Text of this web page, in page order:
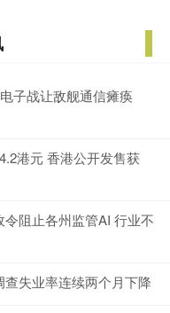
子战让敌舰通信瘫痪
港元 香港公开发售获
阻止各州监管AI 行业不
失业率连续两个月下降